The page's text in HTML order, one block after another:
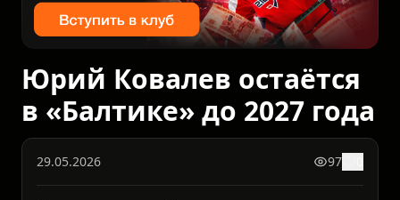
Юрий Ковалев остаётся
в «Балтике» до 2027 года
29.05.2026 97